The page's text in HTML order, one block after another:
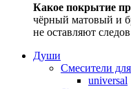
Какое покрытие
чёрный матовый и
не оставляют
Души
Смесители
universal